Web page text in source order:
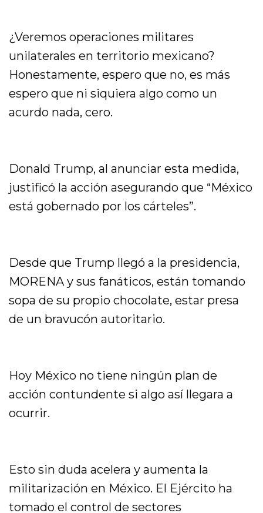
¿Veremos operaciones militares
unilaterales en territorio mexicano?
Honestamente, espero que no, es más
espero que ni siquiera algo como un
acurdo nada, cero.
Donald Trump, al anunciar esta medida,
justificó la acción asegurando que “México
está gobernado por los cárteles”.
Desde que Trump llegó a la presidencia,
MORENA y sus fanáticos, están tomando
sopa de su propio chocolate, estar presa
de un bravucón autoritario.
Hoy México no tiene ningún plan de
acción contundente si algo así llegara a
ocurrir.
Esto sin duda acelera y aumenta la
militarización en México. El Ejército ha
tomado el control de sectores